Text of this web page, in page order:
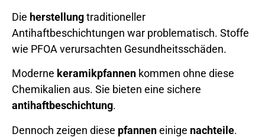
Die herstellungtraditioneller
Antihaftbeschichtungen war problematisch. Stoffe
wie PFOA verursachten Gesundheitsschäden.
Moderne keramikpfannen kommen ohne diese
Chemikalien aus. Sie bieten eine sichere
antihaftbeschichtung.
Dennoch zeigen diese pfanneneinige nachteile.